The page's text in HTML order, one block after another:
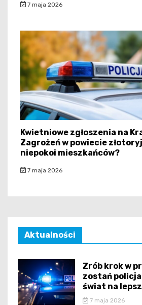
7 maja 2026
Kwietniowe zgłoszenia na
Zagrożeń w powiecie
niepokoi mieszkańców?
7 maja 2026
Aktualności
Zrób krok w
zostań
świat na
7 maja 2026